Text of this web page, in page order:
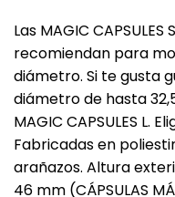
Las MAGIC
recomiendan para
diámetro. Si te gusta
diámetro de hasta
MAGIC CAPSULES L.
Fabricadas en
arañazos. Altura
46 mm (CÁPSULAS